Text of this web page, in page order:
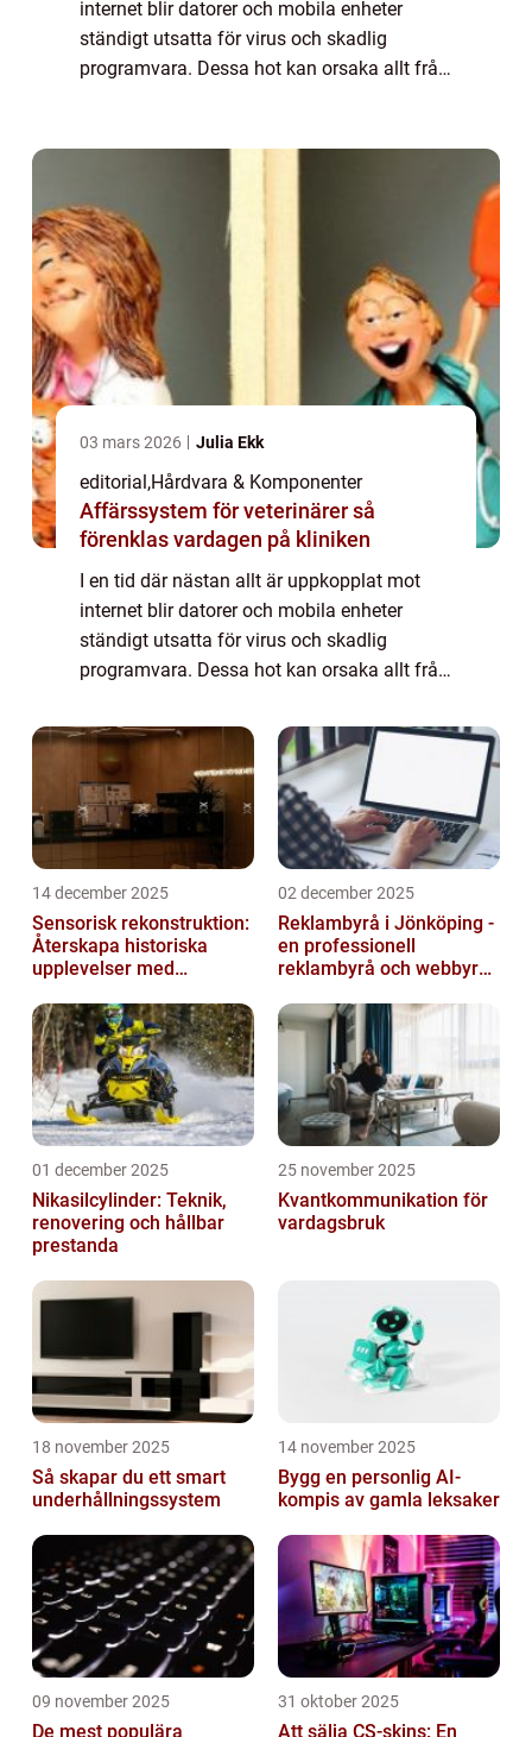
internet blir datorer och mobila enheter
ständigt utsatta för virus och skadlig
programvara. Dessa hot kan orsaka allt från
03 mars 2026 Julia Ekk
editorial,Hårdvara & Komponenter
Affärssystem för veterinärer så
förenklas vardagen på kliniken
I en tid där nästan allt är uppkopplat mot
internet blir datorer och mobila enheter
ständigt utsatta för virus och skadlig
programvara. Dessa hot kan orsaka allt från
14 december 2025
Sensorisk rekonstruktion:
Återskapa historiska
upplevelser med
02 december 2025
Reklambyrå i Jönköping -
en professionell
reklambyrå och webbyrå
kommunikati...
01 december 2025
Nikasilcylinder: Teknik,
renovering och hållbar
prestanda
25 november 2025
Kvantkommunikation för
vardagsbruk
18 november 2025
Så skapar du ett smart
underhållningssystem
14 november 2025
Bygg en personlig AI-
kompis av gamla leksaker
09 november 2025
De mest populära
31 oktober 2025
Att sälja CS-skins: En